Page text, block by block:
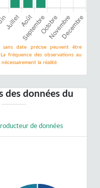
sans date précise peuvent être
fréquence des observations au
la réalité.
des données du
de données